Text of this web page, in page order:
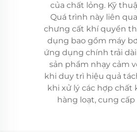
của chất lỏng. Kỹ
Quá trình này liên
chưng cất khí quyển
dụng bao gồm máy
ứng dụng chính trải
sản phẩm nhạy cảm
khi duy trì hiệu quả
khi xử lý các hợp
hàng loạt, cung